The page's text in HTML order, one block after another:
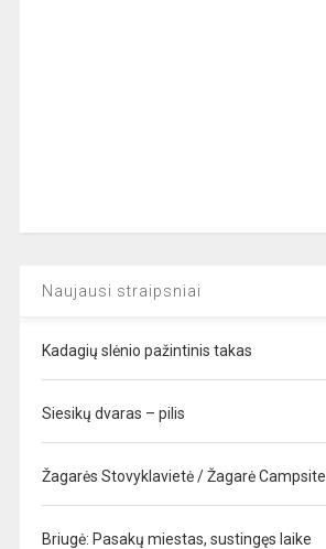
Naujausi straipsniai
Kadagių slėnio pažintinis takas
Siesikų dvaras – pilis
Žagarės Stovyklavietė / Žagarė Campsite
Briugė: Pasakų miestas, sustingęs laike